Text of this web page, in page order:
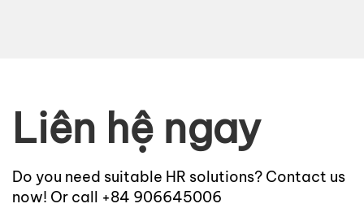
Liên hệ ngay
Do you need suitable HR solutions? Contact us
now! Or call +84 906645006